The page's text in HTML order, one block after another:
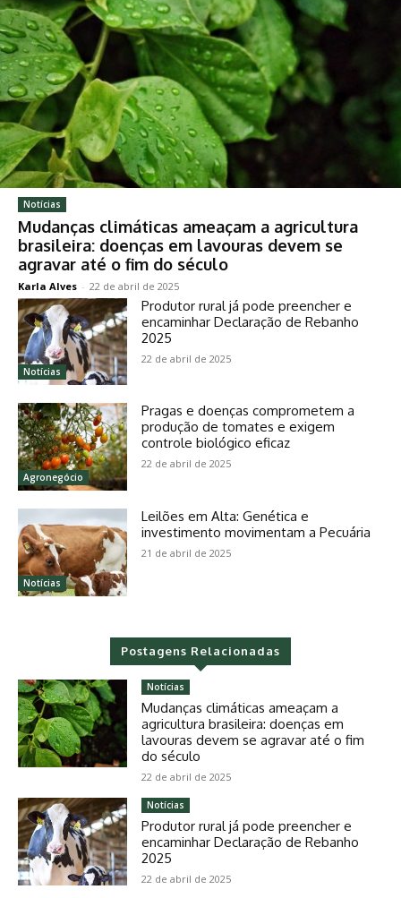
Notícias
Mudanças climáticas ameaçam a agricultura
brasileira: doenças em lavouras devem se
agravar até o fim do século
Karla Alves - 22 de abril de 2025
Notícias
Produtor rural já pode preencher e
encaminhar Declaração de Rebanho
2025
22 de abril de 2025
Agronegócio
Pragas e doenças comprometem a
produção de tomates e exigem
controle biológico eficaz
22 de abril de 2025
Notícias
Leilões em Alta: Genética e
investimento movimentam a Pecuária
21 de abril de 2025
Postagens Relacionadas
Notícias
Mudanças climáticas ameaçam a
agricultura brasileira: doenças em
lavouras devem se agravar até o fim
do século
22 de abril de 2025
Notícias
Produtor rural já pode preencher e
encaminhar Declaração de Rebanho
2025
22 de abril de 2025